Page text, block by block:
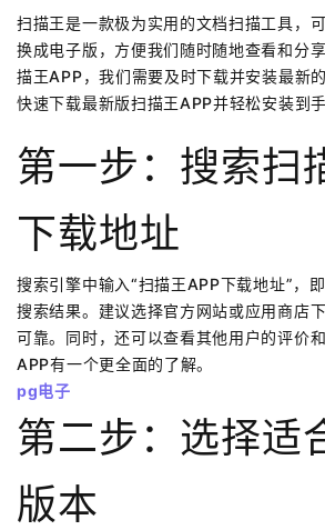
扫描王是一款极为实用的文档扫描工具，
换成电子版，方便我们随时随地查看和分
描王APP，我们需要及时下载并安装最新
快速下载最新版扫描王APP并轻松安装到手
第一步：搜索扫
下载地址
搜索引擎中输入“扫描王APP下载地址”，
搜索结果。建议选择官方网站或应用商店
可靠。同时，还可以查看其他用户的评价
APP有一个更全面的了解。
pg电子
第二步：选择适
版本